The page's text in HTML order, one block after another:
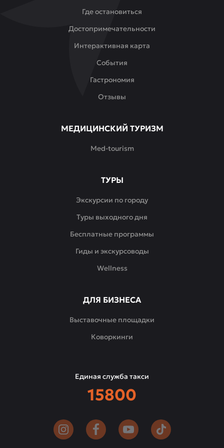
Где остановиться
Достопримечательности
Интерактивная карта
События
Гастрономия
Отзывы
МЕДИЦИНСКИЙ ТУРИЗМ
Med-tourism
ТУРЫ
Экскурсии по городу
Туры выходного дня
Бесплатные программы
Гиды и экскурсоводы
Wellness
ДЛЯ БИЗНЕСА
Выставочные площадки
Коворкинги
Единая служба такси
15800